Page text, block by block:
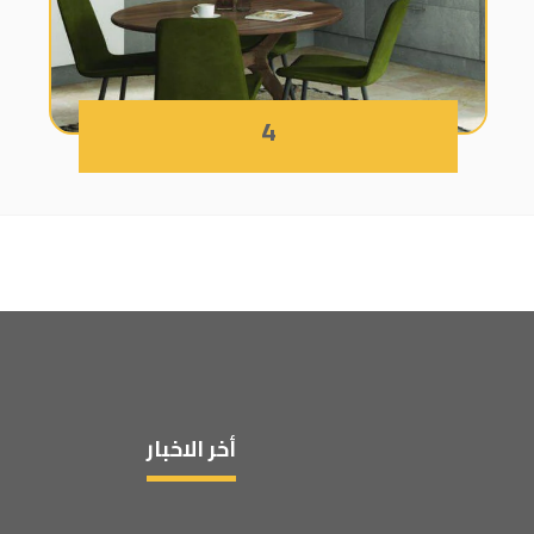
4
أخر الاخبار